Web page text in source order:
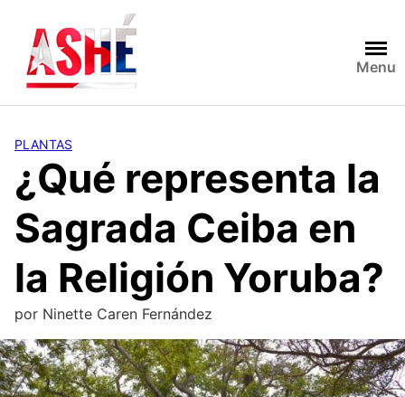
contenido
Menu
PLANTAS
¿Qué representa la
Sagrada Ceiba en
la Religión Yoruba?
por Ninette Caren Fernández